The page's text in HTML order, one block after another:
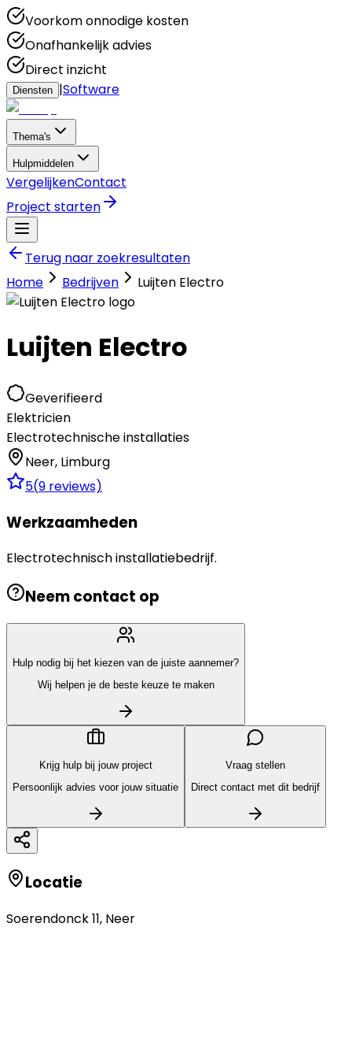
Voorkom onnodige kosten
Onafhankelijk advies
Direct inzicht
Diensten |Software
Thema's
Hulpmiddelen
VergelijkenContact
Project starten
Terug naar zoekresultaten
Home
Bedrijven Luijten Electro
Luijten Electro
Geverifieerd
Elektricien
Electrotechnische installaties
Neer, Limburg
5(9 reviews)
Werkzaamheden
Electrotechnisch installatiebedrijf.
Neem contact op
Hulp nodig bij het kiezen van de juiste aannemer?
Wij helpen je de beste keuze te maken
Krijg hulp bij jouw project
Persoonlijk advies voor jouw situatie
Vraag stellen
Direct contact met dit bedrijf
Locatie
Soerendonck 11, Neer